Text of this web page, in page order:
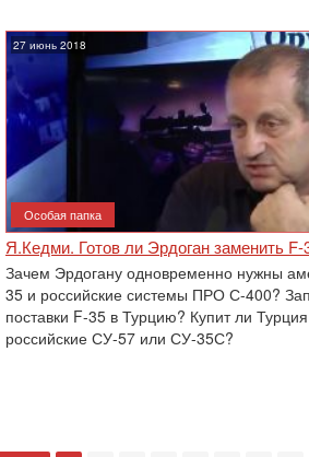
27 июнь 2018
Особая папка
Я.Кедми. Готов ли Эрдоган заменить
Зачем Эрдогану одновременно нужны
35 и российские системы ПРО С-400?
поставки F-35 в Турцию? Купит ли
российские СУ-57 или СУ-35С?